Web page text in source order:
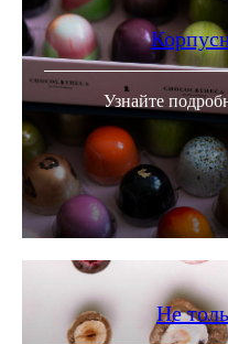
Узнайте
Не